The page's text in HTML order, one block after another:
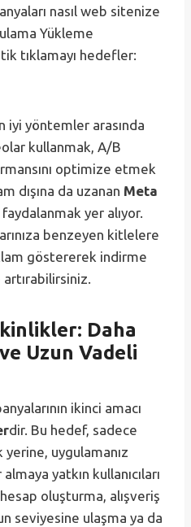
nasıl web sitenize
Yükleme
tıklamayı hedefler:
iyi yöntemler arasında
kullanmak, A/B
optimize etmek
dışına da uzanan Meta
faydalanmak yer alıyor.
benzeyen kitlelere
göstererek indirme
artırabilirsiniz.
Daha
Uzun Vadeli
ikinci amacı
dir. Bu hedef, sadece
uygulamanız
yatkın kullanıcıları
oluşturma, alışveriş
seviyesine ulaşma ya da